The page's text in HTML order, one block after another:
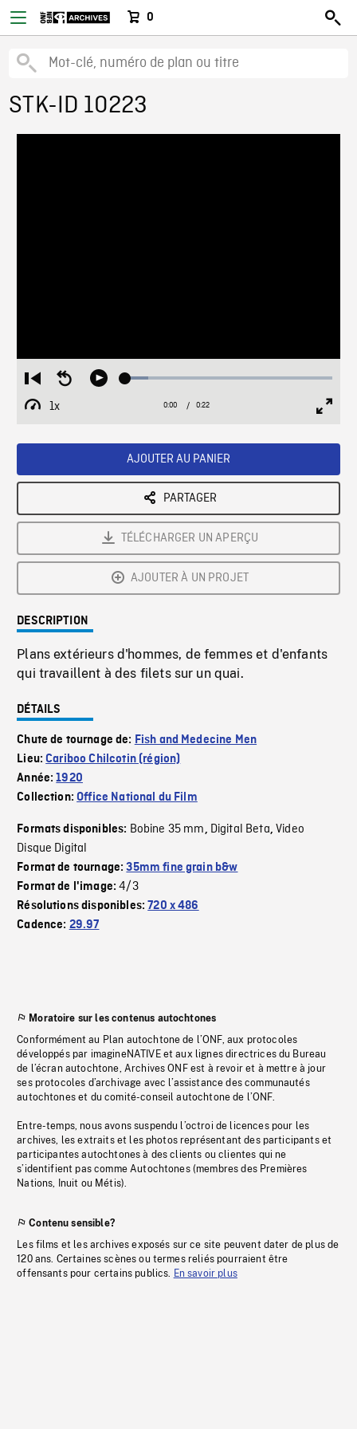
0
STK-ID 10223
Restart
from
beginning
Seek
Play Loaded:
1x
Playback
Current
0:00 / Duration
0:22
AJOUTER AU PANIER
PARTAGER
TÉLÉCHARGER UN APERÇU
AJOUTER À UN PROJET
DESCRIPTION
Plans extérieurs d'hommes, de femmes et d'enfants
qui travaillent à des filets sur un quai.
DÉTAILS
Chute de tournage de: Fish and Medecine Men
Lieu:Cariboo Chilcotin (région)
Année:1920
Collection:Office National du Film
Formats disponibles: Bobine 35 mm, Digital Beta,Video
Disque Digital
Format de tournage:35mm fine grain b&w
Format de l'image:4/3
Résolutions disponibles:720 x 486
Cadence: 29.97
Moratoire sur les contenus autochtones
Conformément au Plan autochtone de l’ONF, aux protocoles
développés par imagineNATIVE et aux lignes directrices du Bureau
de l’écran autochtone, Archives ONF est à revoir et à mettre à jour
ses protocoles d’archivage avec l’assistance des communautés
autochtones et du comité-conseil autochtone de l’ONF.
Entre-temps, nous avons suspendu l’octroi de licences pour les
archives, les extraits et les photos représentant des participants et
participantes autochtones à des clients ou clientes qui ne
s’identifient pas comme Autochtones (membres des Premières
Nations, Inuit ou Métis).
Contenu sensible?
Les films et les archives exposés sur ce site peuvent dater de plus de
120 ans. Certaines scènes ou termes reliés pourraient être
offensants pour certains publics. En savoir plus